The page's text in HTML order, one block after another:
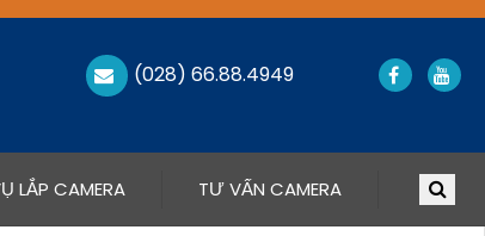
(028) 66.88.4949
LẮP CAMERA TƯ VẤN CAMERA